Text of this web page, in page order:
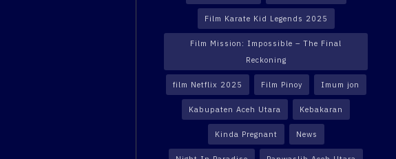
Film Karate Kid Legends 2025
Film Mission: Impossible – The Final
Reckoning
film Netflix 2025 Film Pinoy Imum jon
Kabupaten Aceh Utara Kebakaran
Kinda Pregnant News